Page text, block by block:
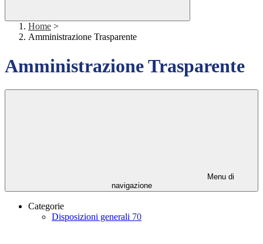
Home >
Amministrazione Trasparente
Amministrazione Trasparente
Menu di
navigazione
Categorie
Disposizioni generali 70